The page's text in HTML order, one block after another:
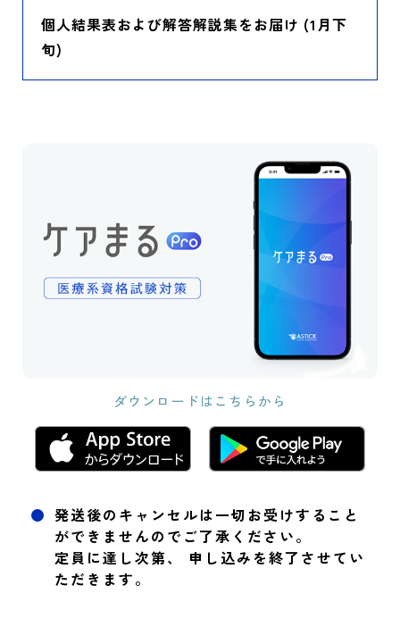
個人結果表および解答解説集をお届け (1月下
旬)
ダウンロードはこちらから
発送後のキャンセルは一切お受けすること
ができませんのでご了承ください。
定員に達し次第、 申し込みを終了させてい
ただきます。